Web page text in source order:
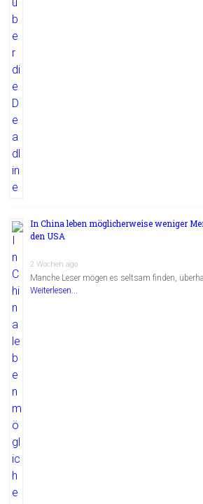
In China leben möglicherweise weniger
den USA
2 Wochen ago
Manche Leser mögen es seltsam finden,
Weiterlesen...